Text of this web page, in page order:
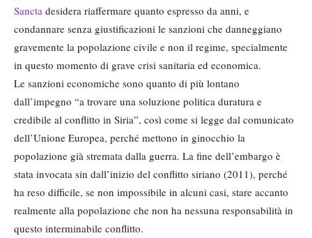
Sancta desidera riaffermare quanto espresso da anni, e
condannare senza giustificazioni le sanzioni che danneggiano
gravemente la popolazione civile e non il regime, specialmente
in questo momento di grave crisi sanitaria ed economica.
Le sanzioni economiche sono quanto di più lontano
dall’impegno “a trovare una soluzione politica duratura e
credibile al conflitto in Siria”, così come si legge dal comunicato
dell’Unione Europea, perché mettono in ginocchio la
popolazione già stremata dalla guerra. La fine dell’embargo è
stata invocata sin dall’inizio del conflitto siriano (2011), perché
ha reso difficile, se non impossibile in alcuni casi, stare accanto
realmente alla popolazione che non ha nessuna responsabilità in
questo interminabile conflitto.